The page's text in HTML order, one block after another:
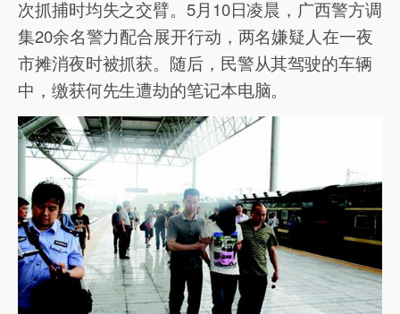
次抓捕时均失之交臂。5月10日凌晨，广西警方调
集20余名警力配合展开行动，两名嫌疑人在一夜
市摊消夜时被抓获。随后，民警从其驾驶的车辆
中，缴获何先生遭劫的笔记本电脑。